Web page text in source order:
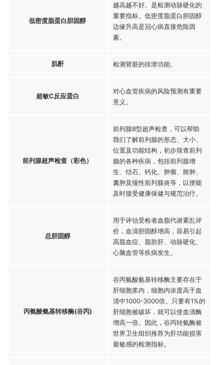
低密度脂蛋白胆固醇
越高越不好。是检测动脉硬化的
重要指标。低密度脂蛋白胆固醇
边缘升高是冠心病直接危险因
素。
肌酐 检测肾脏的排泄功能。
超敏C反应蛋白
对心血管疾病的风险预测有重要
意义。
前列腺超声检查（彩色）
前列腺B型超声检查，可以帮助
我们了解前列腺的形态、大小、
位置及功能结构，初步筛查前列
腺的各种疾病，包括前列腺增
生、结石、钙化、肿瘤、脓肿、
囊肿及慢性前列腺炎等，以便能
及时接受健康保健与规范治疗。
总胆固醇
用于评估受检者血脂代谢紊乱评
价，血清胆固醇增高，容易引起
高脂血症、脂肪肝、动脉硬化、
心脑血管等疾病发生。
丙氨酸氨基转移酶(谷丙)
谷丙氨酸氨基转移酶主要存在于
肝细胞浆内，细胞内浓度高于血
清中1000-3000倍。只要有1%的
肝细胞被破坏，就可以使血清酶
增高一倍。因此，谷丙转氨酶被
世界卫生组织推荐为肝功能损害
最敏感的检测指标。